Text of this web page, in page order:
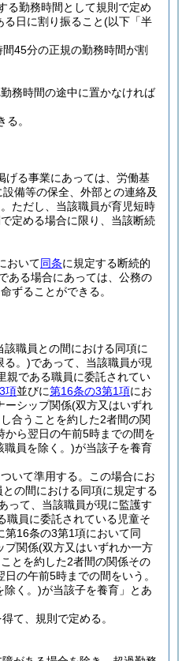
る勤務時間として規則で定め
日に割り振ること(以下「半
45分の正規の勤務時間が割
務時間の途中に置かなければ
。
げる事業にあっては、労働基
備等の保全、外部との連絡及
ただし、当該職員が育児短時
定める場合に限り、当該断続
おいて同条に規定する断続的
ある場合にあっては、公務の
ずることができる。
職員との間における同項に
る。)であって、当該職員が現
親である職員に委託されてい
項並びに第16条の3第1項にお
ーシップ関係(双方又はいずれ
合うことを約した2者間の関
から翌日の午前5時までの間を
職員を除く。)が当該子を養育
いて準用する。
この場合にお
の間における同項に規定する
って、当該職員が現に監護す
職員に委託されている児童そ
16条の3第1項において同
プ関係(双方又はいずれか一方
とを約した2者間の関係その
の午前5時までの間をいう。
除く。)が当該子を養育」とあ
て、規則で定める。